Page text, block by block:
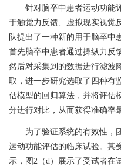
针对脑卒中患者运动功能
于触觉力反馈、虚拟现实视觉
队提出了一种新的用于脑卒中
首先脑卒中患者通过操纵力反
然后对采集到的数据进行滤波
取，进一步研究选取了四种有
估模型的回归算法，并将评估
分进行对比，从而获得准确率
为了验证系统的有效性，
运动功能评估的临床试验。其
示，图 2 （d ）展示了受试者在